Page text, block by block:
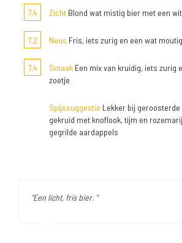
7,4
Zicht Blond wat mistig bier met een
7,2 Neus Fris, iets zurig en een wat
7,4 Smaak Een mix van kruidig, iets zurig
zoetje
Spijssuggestie Lekker bij geroosterde
gekruid met knoflook, tijm en
gegrilde aardappels
"Een licht, fris bier. "